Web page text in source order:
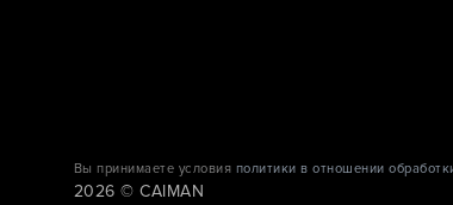
Вы принимаете условия политики в отношении
2026 © CAIMAN